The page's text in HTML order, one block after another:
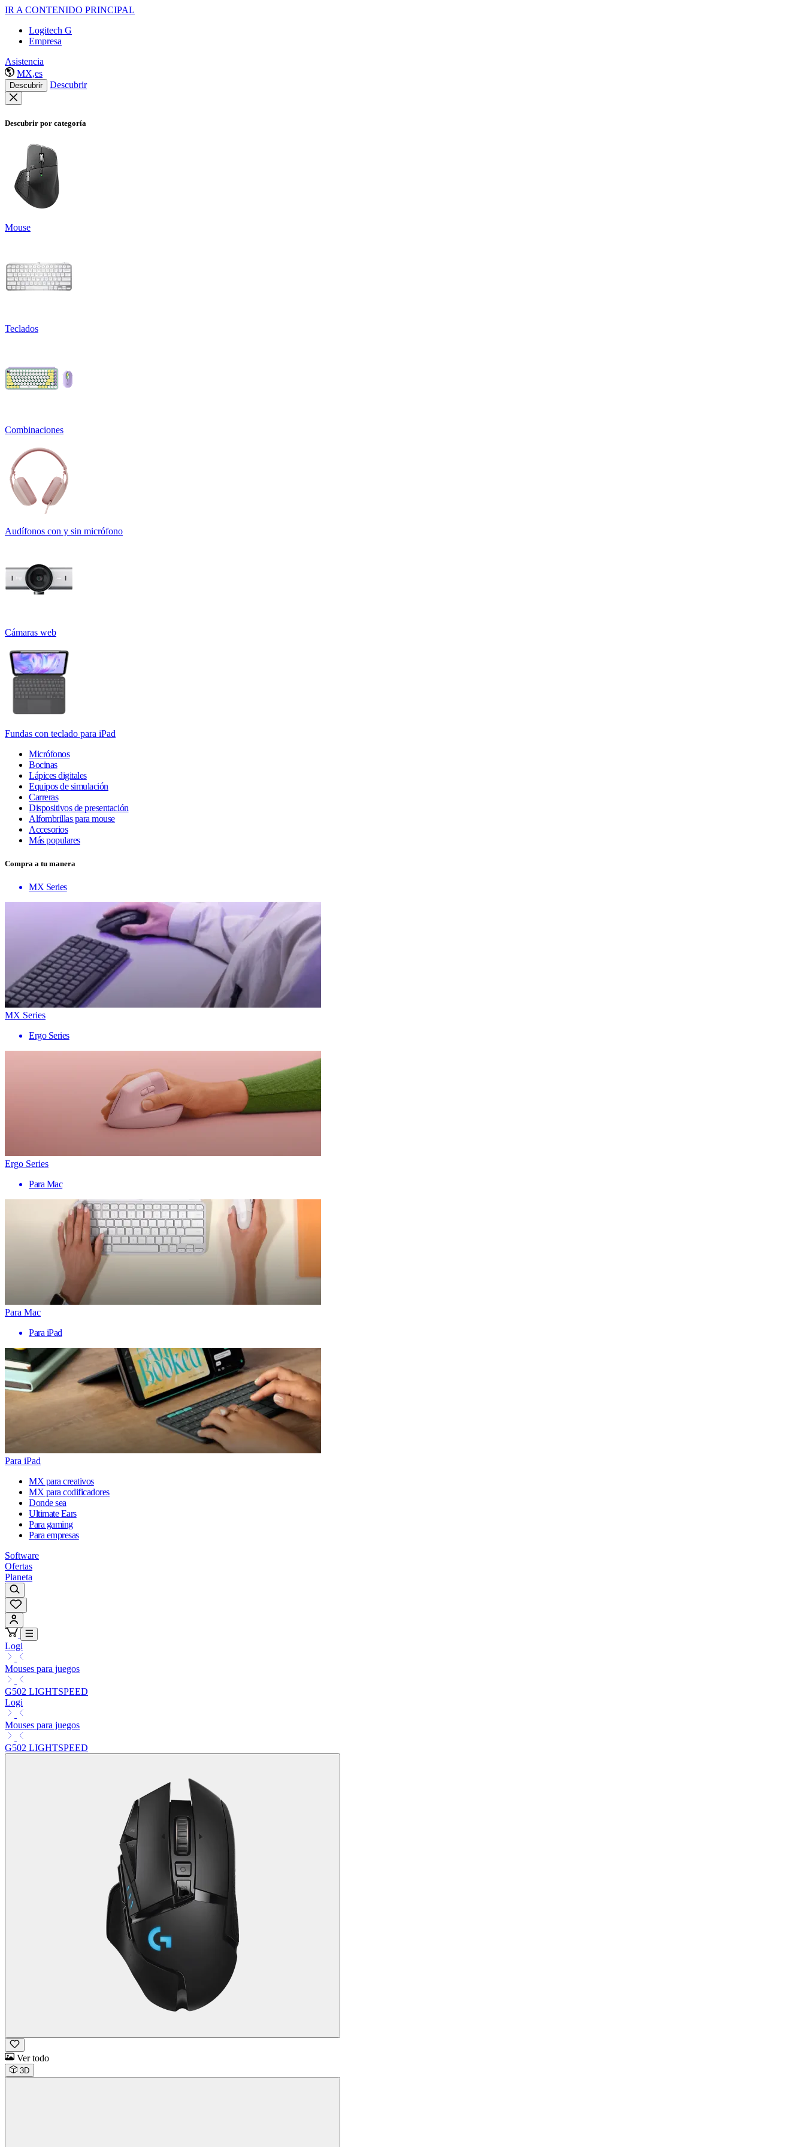
IR A CONTENIDO PRINCIPAL
Logitech G
Empresa
Asistencia
MX,es
Descubrir Descubrir
Descubrir por categoría
Mouse
Teclados
Combinaciones
Audífonos con y sin micrófono
Cámaras web
Fundas con teclado para iPad
Micrófonos
Bocinas
Lápices digitales
Equipos de simulación
Carreras
Dispositivos de presentación
Alfombrillas para mouse
Accesorios
Más populares
Compra a tu manera
MX Series
MX Series
Ergo Series
Ergo Series
Para Mac
Para Mac
Para iPad
Para iPad
MX para creativos
MX para codificadores
Donde sea
Ultimate Ears
Para gaming
Para empresas
Software
Ofertas
Planeta
Logi
Mouses para juegos
G502 LIGHTSPEED
Logi
Mouses para juegos
G502 LIGHTSPEED
Ver todo
3D